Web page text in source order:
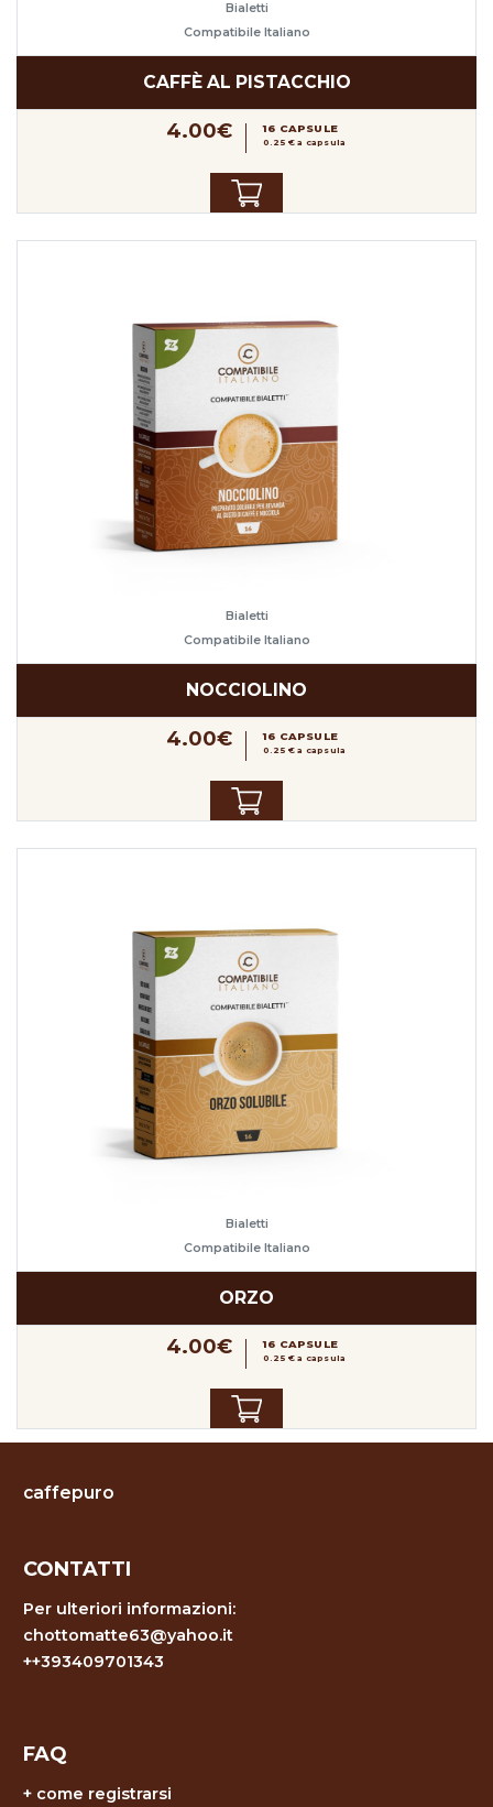
Bialetti
Compatibile Italiano
CAFFÈ AL PISTACCHIO
4.00€ 16 CAPSULE
0.25 € a capsula
Bialetti
Compatibile Italiano
NOCCIOLINO
4.00€ 16 CAPSULE
0.25 € a capsula
Bialetti
Compatibile Italiano
ORZO
4.00€ 16 CAPSULE
0.25 € a capsula
caffepuro
CONTATTI
Per ulteriori informazioni:
chottomatte63@yahoo.it
++393409701343
FAQ
+ come registrarsi